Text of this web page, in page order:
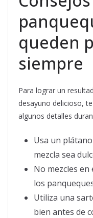
queden
siempre
Para lograr un
desayuno delicioso,
algunos detalles
Usa un
mezcla sea
No mezcles en
los
Utiliza una
bien antes de